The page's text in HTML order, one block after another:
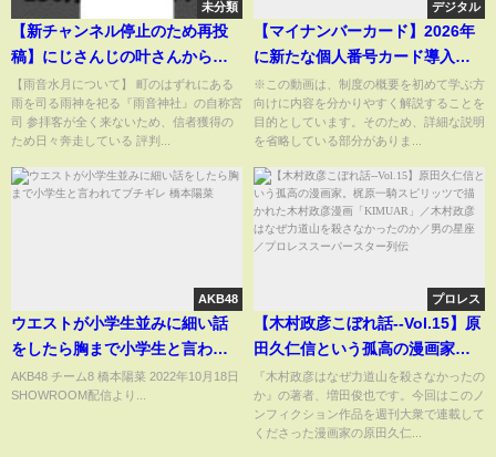
未分類
【新チャンネル停止のため再投
稿】にじさんじの叶さんからス
トグラの作曲依頼を受けた時の
話|#にじさんじ #ストグラ #叶 #
新人vtuber
【雨音水月について】 町のはずれにある
雨を司る雨神を祀る『雨音神社』の自称宮
司 参拝客が全く来ないため、信者獲得の
ため日々奔走している 評判...
デジタル
【マイナンバーカード】2026年
に新たな個人番号カード導入！
現行カードとの違い、廃止理由
など！次期マイナンバーカード
の概要を解説【マイナ保険証・
※この動画は、制度の概要を初めて学ぶ方
向けに内容を分かりやすく解説することを
目的としています。そのため、詳細な説明
を省略している部分がありま...
AKB48
ウエストが小学生並みに細い話
をしたら胸まで小学生と言われ
てブチギレ 橋本陽菜
AKB48 チーム8 橋本陽菜 2022年10月18日
SHOWROOM配信より...
プロレス
【木村政彦こぼれ話--Vol.15】原
田久仁信という孤高の漫画家。
梶原一騎スピリッツで描かれた
木村政彦漫画「KIMUAR」／木
村政彦はなぜ力道山を殺さなか
『木村政彦はなぜ力道山を殺さなかったの
か』の著者、増田俊也です。今回はこのノ
ンフィクション作品を週刊大衆で連載して
くださった漫画家の原田久仁...